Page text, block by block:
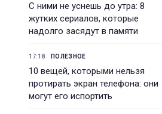
С ними не уснешь до утра: 8
жутких сериалов, которые
надолго засядут в памяти
17:18 ПОЛЕЗНОЕ
10 вещей, которыми нельзя
протирать экран телефона: они
могут его испортить